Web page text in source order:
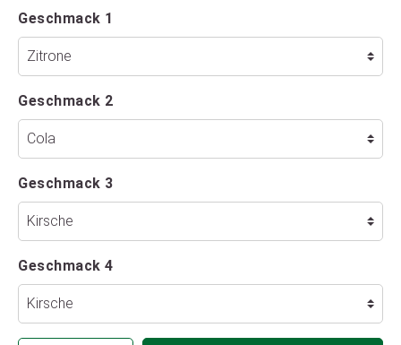
Geschmack 1
Geschmack 2
Geschmack 3
Geschmack 4